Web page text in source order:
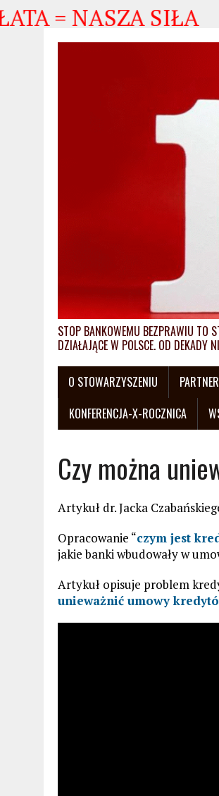
SIŁA
STOP BANKOWEMU BEZPRAWIU TO
DZIAŁAJĄCE W POLSCE. OD DEKADY
O STOWARZYSZENIU
KONFERENCJA-X-ROCZNICA
Czy można
Artykuł dr. Jacka
Opracowanie “czym jest
jakie banki wbudowały w
Artykuł opisuje problem
unieważnić umowy